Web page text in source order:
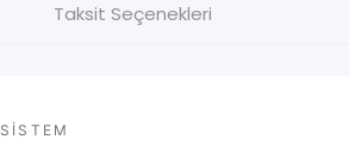
Taksit Seçenekleri